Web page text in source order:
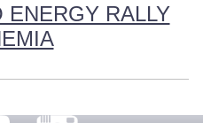
ENERGY RALLY